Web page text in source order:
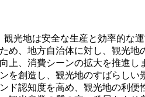
光地は安全な生産と効率的な
、地方自治体に対し、観光
上、消費シーンの拡大を推進
創造し、観光地のすばらし
認知度を高め、観光地の利